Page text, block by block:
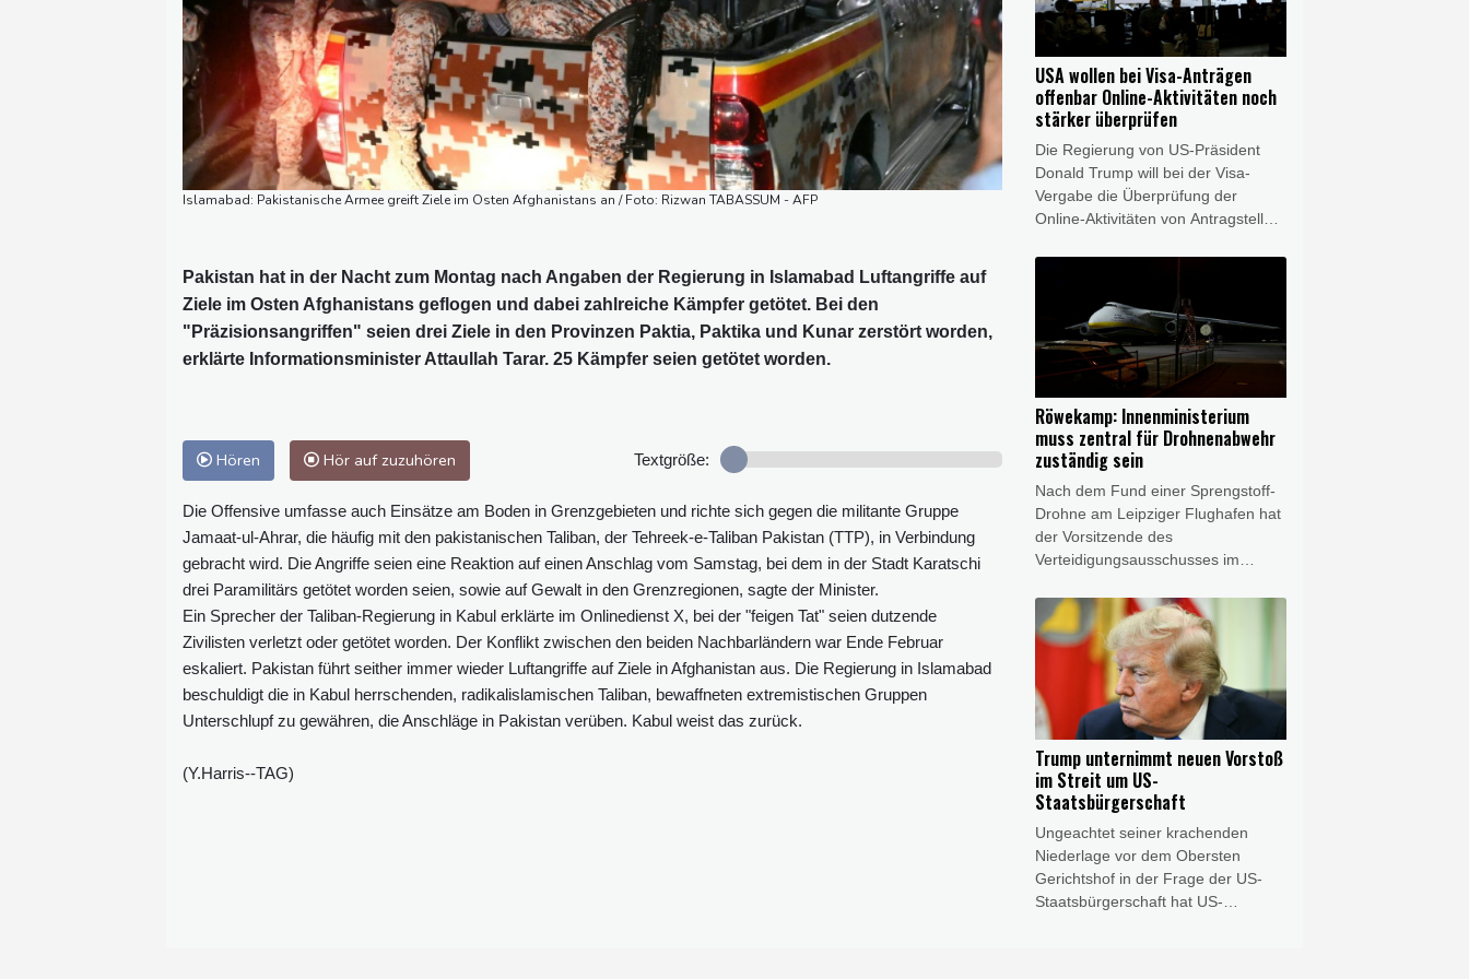
Islamabad: Pakistanische Armee greift Ziele im Osten Afghanistans an / Foto: Rizwan TABASSUM - AFP
Pakistan hat in der Nacht zum Montag nach Angaben der Regierung in Islamabad Luftangriffe auf
Ziele im Osten Afghanistans geflogen und dabei zahlreiche Kämpfer getötet. Bei den
"Präzisionsangriffen" seien drei Ziele in den Provinzen Paktia, Paktika und Kunar zerstört worden,
erklärte Informationsminister Attaullah Tarar. 25 Kämpfer seien getötet worden.
Hören Hör auf zuzuhören Textgröße:
Die Offensive umfasse auch Einsätze am Boden in Grenzgebieten und richte sich gegen die militante Gruppe
Jamaat-ul-Ahrar, die häufig mit den pakistanischen Taliban, der Tehreek-e-Taliban Pakistan (TTP), in Verbindung
gebracht wird. Die Angriffe seien eine Reaktion auf einen Anschlag vom Samstag, bei dem in der Stadt Karatschi
drei Paramilitärs getötet worden seien, sowie auf Gewalt in den Grenzregionen, sagte der Minister.
Ein Sprecher der Taliban-Regierung in Kabul erklärte im Onlinedienst X, bei der "feigen Tat" seien dutzende
Zivilisten verletzt oder getötet worden. Der Konflikt zwischen den beiden Nachbarländern war Ende Februar
eskaliert. Pakistan führt seither immer wieder Luftangriffe auf Ziele in Afghanistan aus. Die Regierung in Islamabad
beschuldigt die in Kabul herrschenden, radikalislamischen Taliban, bewaffneten extremistischen Gruppen
Unterschlupf zu gewähren, die Anschläge in Pakistan verüben. Kabul weist das zurück.
(Y.Harris--TAG)
hieß es am Donnerstag beim
Zusammentreffen beider Seiten.
Zudem solle gemeinsam über das
weitere Vorgehen nach dem
schweren Doppel-Erdbeben gehen,
bei dem Ende Juni mehr als 6000
Menschen getötet wurden.
USA wollen bei Visa-Anträgen
offenbar Online-Aktivitäten noch
stärker überprüfen
Die Regierung von US-Präsident
Donald Trump will bei der Visa-
Vergabe die Überprüfung der
Online-Aktivitäten von Antragstellern
Überprüfung von Instagram-Konten
weitere Visa-Kategorien ausgedehnt
werden, unter anderem auf
ausländische Journalisten,
berichtete "The Daily Signal". Die
Sprecherin des Weißen Hauses,
Karoline Leavitt, teilte am
Donnerstag auf ihrem X-Konto den
entsprechenden Artikel - ohne ihn
explizit zu bestätigen.
Röwekamp: Innenministerium
muss zentral für Drohnenabwehr
zuständig sein
Nach dem Fund einer Sprengstoff-
Drohne am Leipziger Flughafen hat
der Vorsitzende des
Verteidigungsausschusses im
(CDU), eine Zentralisierung der
Zuständigkeit für die Drohnen-
Abwehr beim
Bundesinnenministerium gefordert.
Die bisher zu Leipzig vorliegenden
Erkenntnisse "bestätigen die
Dringlichkeit, auf die Bedrohung
ziviler Infrastruktur durch Drohnen
schnell neue Antworten zu finden",
sagte er dem Redaktionsnetzwerk
Deutschland (Freitagsausgaben).
"Wir brauchen eine zentrale
Zuständigkeit statt einer Vielzahl
föderaler Luftsicherheitsbehörden."
Trump unternimmt neuen Vorstoß
im Streit um US-
Staatsbürgerschaft
Ungeachtet seiner krachenden
Niederlage vor dem Obersten
Gerichtshof in der Frage der US-
Staatsbürgerschaft hat US-